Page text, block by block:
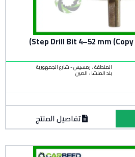
المنطقة : رمسيس - شارع الجمهورية
بلد المنشأ :الصين
تفاصيل المنتج